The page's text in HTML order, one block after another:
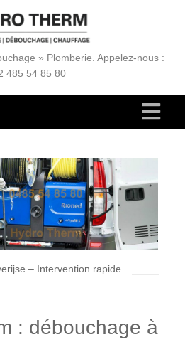
» Plomberie. Appelez-nous :
485 54 85 80
– Intervention rapide
: débouchage à